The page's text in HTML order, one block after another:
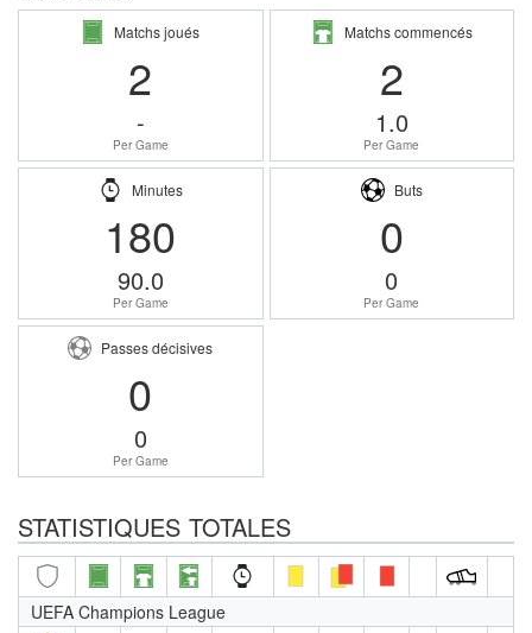
Matchs joués
2
-
Per Game
Matchs commencés
2
1.0
Per Game
Minutes
180
90.0
Per Game
Buts
0
0
Per Game
Passes décisives
0
0
Per Game
STATISTIQUES TOTALES
UEFA Champions League